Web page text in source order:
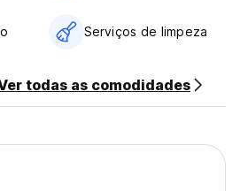
Serviços de limpeza
todas as comodidades